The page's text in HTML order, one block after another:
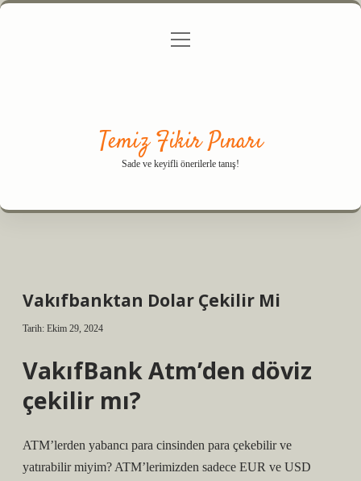
Gizlilik Politikası
menüyü
Temiz Fikir Pınarı
Sade ve keyifli önerilerle tanış!
Vakıfbanktan Dolar Çekilir Mi
Tarih: Ekim 29, 2024
VakıfBank Atm’den döviz
çekilir mı?
ATM’lerden yabancı para cinsinden para çekebilir ve
yatırabilir miyim? ATM’lerimizden sadece EUR ve USD